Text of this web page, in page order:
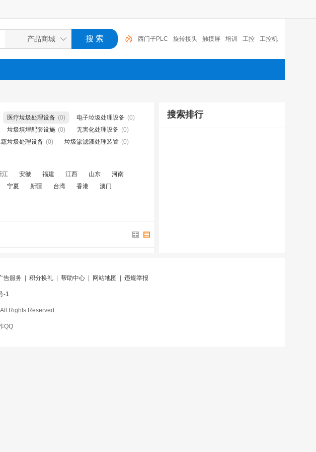
西门子PLC 旋转接头 触摸屏 培训 工控 工控机
变送器 球阀 plc 阀门
医疗垃圾处理设备 (0) 电子垃圾处理设备 (0)
垃圾填埋配套设施 (0) 无害化处理设备 (0)
垃圾处理设备 (0) 垃圾渗滤液处理装置 (0)
江 安徽 福建 江西 山东
河南
宁夏 新疆 台湾 香港 澳门
搜索排行
告服务 积分换礼 帮助中心 网站地图 违规举报
-1
All Rights Reserved